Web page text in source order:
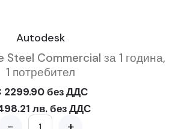
Autodesk
Commercial за 1 година,
1 потребител
2299.90 без ДДС
лв. без ДДС